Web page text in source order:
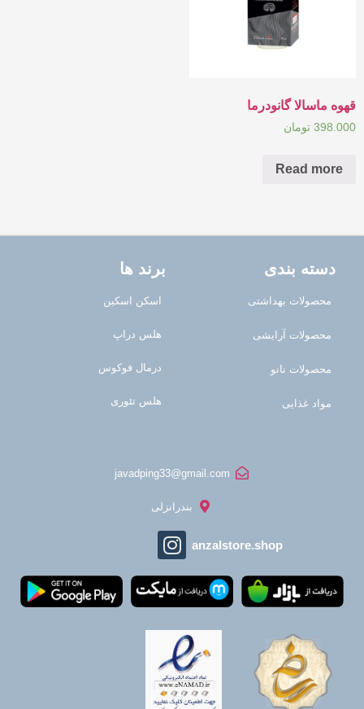
قهوه ماسالا گانودرما
398.000 تومان
Read more
دسته بندی
محصولات بهداشتی
محصولات آرایشی
محصولات نانو
مواد غذایی
برند ها
اسکن اسکین
هلس دراپ
درمال فوکوس
هلس تئوری
javadping33@gmail.com
بندرانزلی
anzalstore.shop